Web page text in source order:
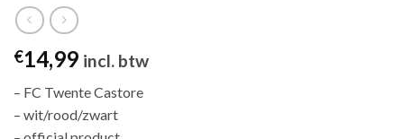
€14,99 incl. btw
– FC Twente Castore
– wit/rood/zwart